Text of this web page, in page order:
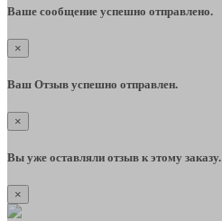
Ваше сообщение успешно отправлено.
×
Ваш Отзыв успешно отправлен.
×
Вы уже оставляли отзыв к этому заказу.
×